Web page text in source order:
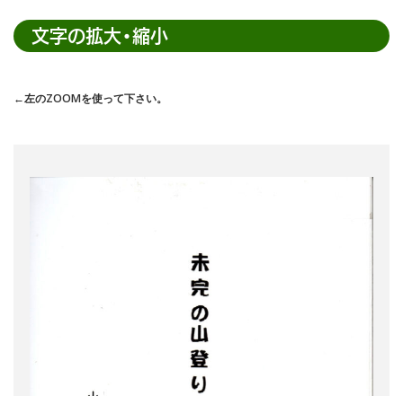
検
索
文字の拡大・縮小
←左のZOOMを使って下さい。